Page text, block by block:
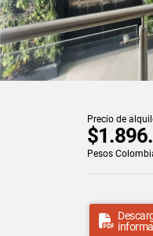
Precio de
Pesos